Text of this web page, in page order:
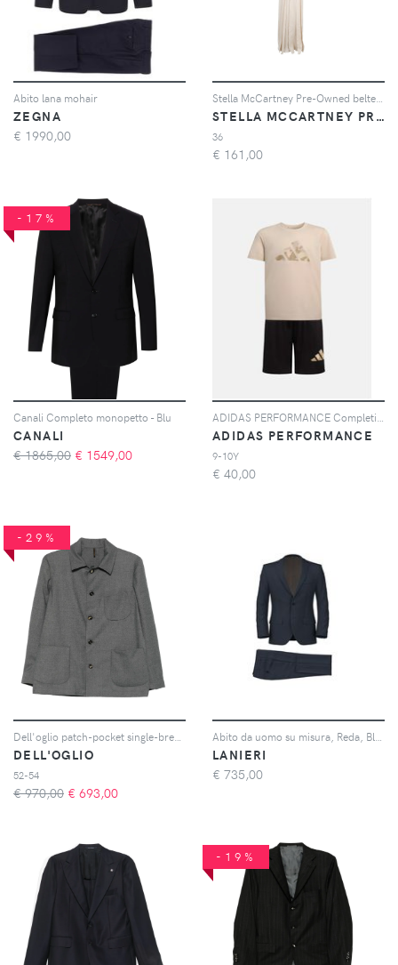
Abito lana mohair
ZEGNA
€ 1990,00
STELLA MCCARTNEY PRE-OWNED
36
€ 161,00
-17%
Canali Completo monopetto - Blu
CANALI
€ 1865,00 € 1549,00
ADIDAS PERFORMANCE
9-10Y
€ 40,00
-29%
DELL'OGLIO
52-54
€ 970,00 € 693,00
LANIERI
€ 735,00
-19%